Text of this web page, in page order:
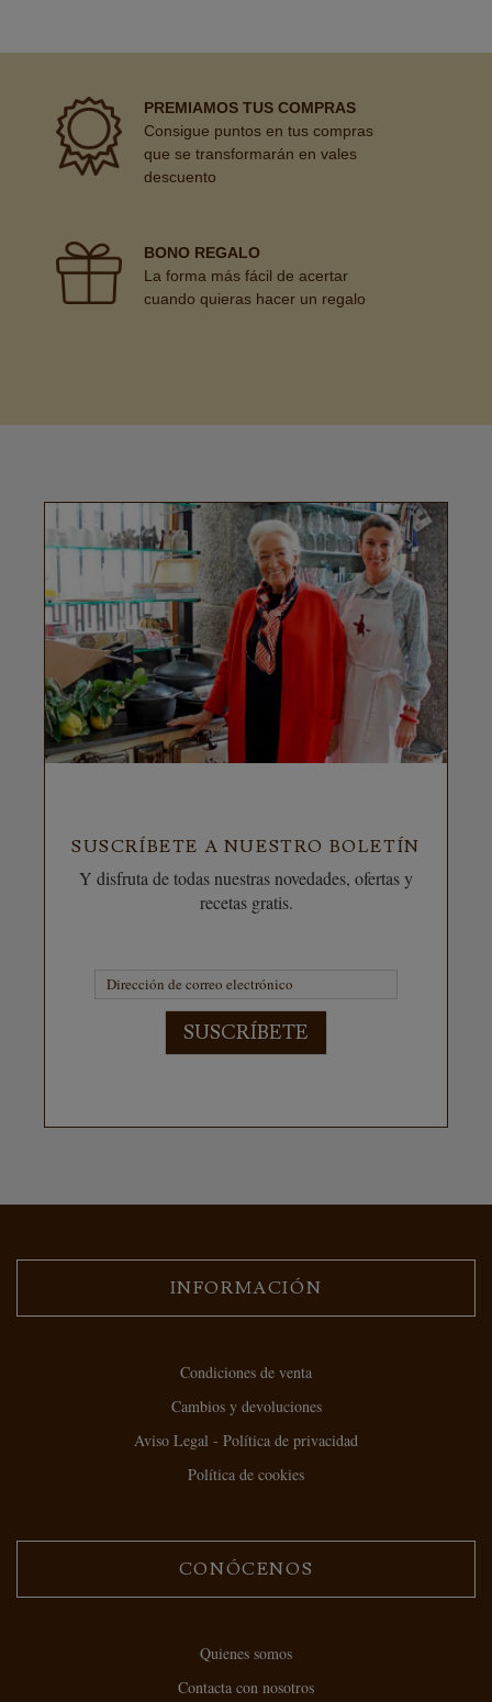
PREMIAMOS TUS COMPRAS
Consigue puntos en tus compras
que se transformarán en vales
descuento
BONO REGALO
La forma más fácil de acertar
cuando quieras hacer un regalo
SUSCRÍBETE A NUESTRO BOLETÍN
Y disfruta de todas nuestras novedades, ofertas y
recetas gratis.
SUSCRÍBETE
INFORMACIÓN
Condiciones de venta
Cambios y devoluciones
Aviso Legal - Política de privacidad
Política de cookies
CONÓCENOS
Quienes somos
Contacta con nosotros